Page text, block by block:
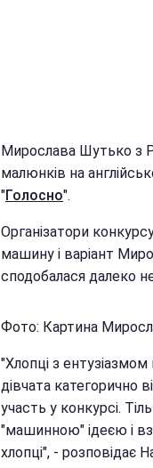
Мирослава Шутько з
малюнків на
"Голосно".
Організатори
машину і варіант
сподобалася далеко
Фото: Картина
"Хлопці з
дівчата категорично
участь у конкурсі.
"машинною" ідеєю і
хлопці", - розповідає